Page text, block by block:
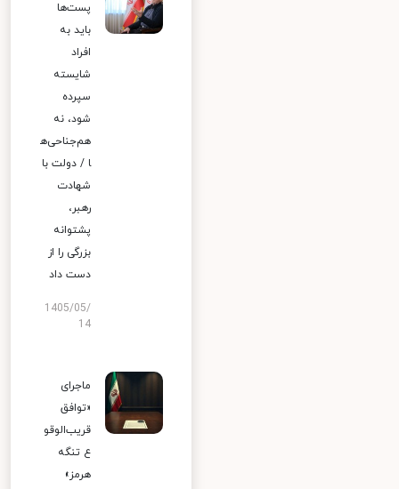
پست‌ها
باید به
افراد
شایسته
سپرده
شود، نه
هم‌جناحی‌ه
ا / دولت با
شهادت
رهبر،
پشتوانه
بزرگی را از
دست داد
1405/05/
14
ماجرای
«توافق
قریب‌الوقو
ع تنگه
هرمز»